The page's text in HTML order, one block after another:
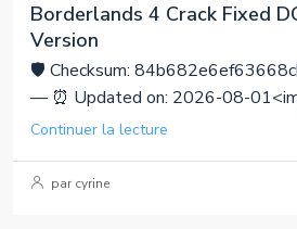
Borderlands 4 Crack Fixed
Version
🛡️ Checksum:
— ⏰ Updated on: 2026-08-
Continuer la lecture
par cyrine